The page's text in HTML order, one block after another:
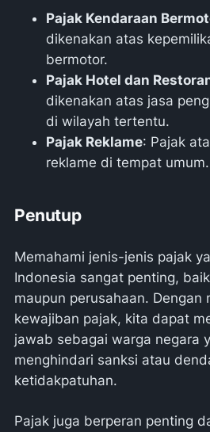
Pajak Kendaraan
dikenakan atas
bermotor.
Pajak Hotel dan
dikenakan atas jasa
di wilayah tertentu.
Pajak Reklame: Pajak
reklame di tempat umum.
Penutup
Memahami jenis-jenis pajak
Indonesia sangat penting,
maupun perusahaan. Dengan
kewajiban pajak, kita dapat
jawab sebagai warga negara
menghindari sanksi atau
ketidakpatuhan.
Pajak juga berperan penting